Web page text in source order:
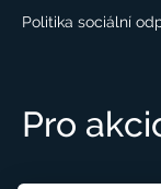
Politika sociální
Pro